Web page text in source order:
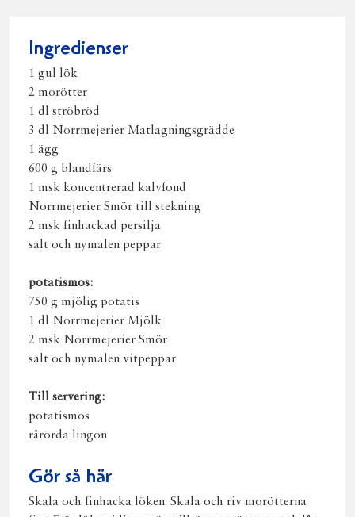
Ingredienser
1 gul lök
2 morötter
1 dl ströbröd
3 dl Norrmejerier Matlagningsgrädde
1 ägg
600 g blandfärs
1 msk koncentrerad kalvfond
Norrmejerier Smör till stekning
2 msk finhackad persilja
salt och nymalen peppar
potatismos:
750 g mjölig potatis
1 dl Norrmejerier Mjölk
2 msk Norrmejerier Smör
salt och nymalen vitpeppar
Till servering:
potatismos
rårörda lingon
Gör så här
Skala och finhacka löken. Skala och riv morötterna